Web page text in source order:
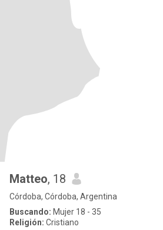
Matteo, 18
Córdoba, Córdoba, Argentina
Buscando: Mujer 18 - 35
Religión: Cristiano